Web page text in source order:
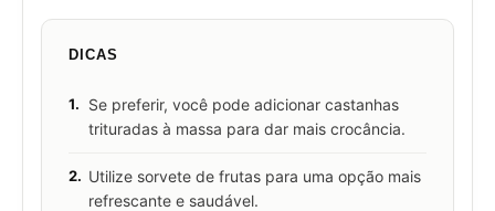
DICAS
1.
Se preferir, você pode adicionar castanhas
trituradas à massa para dar mais crocância.
2. Utilize sorvete de frutas para uma opção mais
refrescante e saudável.